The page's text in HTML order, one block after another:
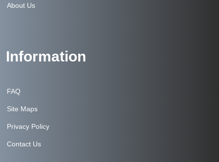
About Us
Information
FAQ
Site Maps
Privacy Policy
Contact Us